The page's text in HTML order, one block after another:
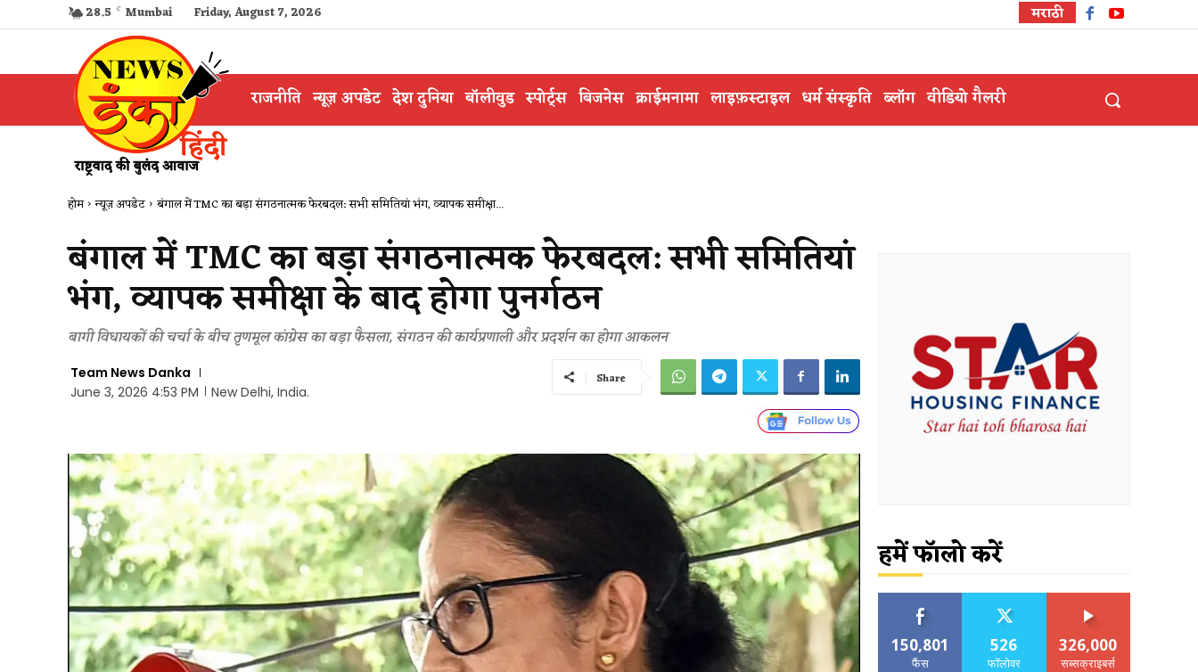
28.5 C Mumbai Friday, August 7, 2026 मराठी
राजनीति न्यूज़ अपडेट देश दुनिया बॉलीवुड स्पोर्ट्स बिजनेस क्राईमनामा लाइफ़स्टाइल धर्म संस्कृति ब्लॉग वीडियो गैलरी
होम न्यूज़ अपडेट बंगाल में TMC का बड़ा संगठनात्मक फेरबदल: सभी समितियां भंग, व्यापक समीक्षा...
बंगाल में TMC का बड़ा संगठनात्मक फेरबदल: सभी समितियां
भंग, व्यापक समीक्षा के बाद होगा पुनर्गठन
बागी विधायकों की चर्चा के बीच तृणमूल कांग्रेस का बड़ा फैसला, संगठन की कार्यप्रणाली और प्रदर्शन का होगा आकलन
Team News Danka
June 3, 2026 4:53 PM
New Delhi, India.
Share
हमें फॉलो करें
150,801
फैंस
526
फॉलोवर
326,000
सब्सक्राइबर्स